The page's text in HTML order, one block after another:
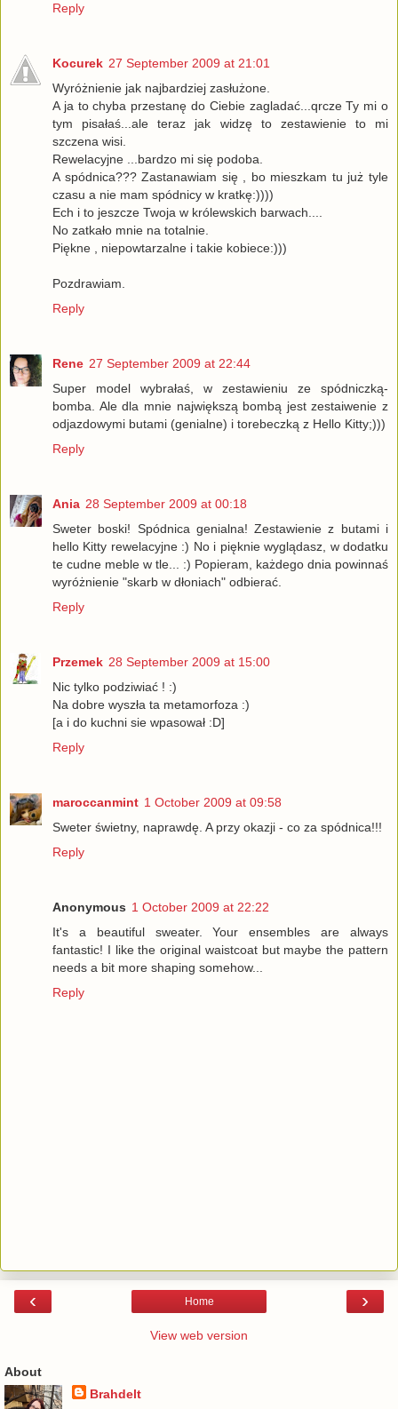
Reply
Kocurek 27 September 2009 at 21:01
Wyróżnienie jak najbardziej zasłużone.
A ja to chyba przestanę do Ciebie zagladać...qrcze Ty mi o
tym pisałaś...ale teraz jak widzę to zestawienie to mi
szczena wisi.
Rewelacyjne ...bardzo mi się podoba.
A spódnica??? Zastanawiam się , bo mieszkam tu już tyle
czasu a nie mam spódnicy w kratkę:))))
Ech i to jeszcze Twoja w królewskich barwach....
No zatkało mnie na totalnie.
Piękne , niepowtarzalne i takie kobiece:)))
Pozdrawiam.
Reply
Rene 27 September 2009 at 22:44
Super model wybrałaś, w zestawieniu ze spódniczką-
bomba. Ale dla mnie największą bombą jest zestaiwenie z
odjazdowymi butami (genialne) i torebeczką z Hello Kitty;)))
Reply
Ania 28 September 2009 at 00:18
Sweter boski! Spódnica genialna! Zestawienie z butami i
hello Kitty rewelacyjne :) No i pięknie wyglądasz, w dodatku
te cudne meble w tle... :) Popieram, każdego dnia powinnaś
wyróżnienie "skarb w dłoniach" odbierać.
Reply
Przemek 28 September 2009 at 15:00
Nic tylko podziwiać ! :)
Na dobre wyszła ta metamorfoza :)
[a i do kuchni sie wpasował :D]
Reply
maroccanmint 1 October 2009 at 09:58
Sweter świetny, naprawdę. A przy okazji - co za spódnica!!!
Reply
Anonymous 1 October 2009 at 22:22
It's a beautiful sweater. Your ensembles are always
fantastic! I like the original waistcoat but maybe the pattern
needs a bit more shaping somehow...
Reply
‹ ›
Home
View web version
About
Brahdelt